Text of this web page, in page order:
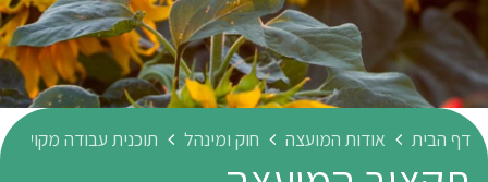
דף הבית אודות המועצה חוק ומינהל תוכנית עבודה